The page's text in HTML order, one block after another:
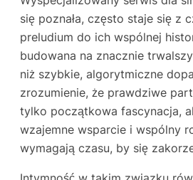
się poznała, często staje się z
preludium do ich wspólnej
budowana na znacznie
niż szybkie, algorytmiczne
zrozumienie, że prawdziwe
tylko początkowa fascynacja,
wzajemne wsparcie i wspólny
wymagają czasu, by się